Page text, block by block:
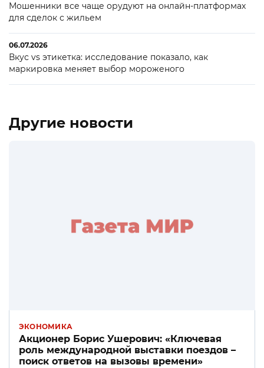
Мошенники все чаще орудуют на онлайн-платформах
для сделок с жильем
06.07.2026
Вкус vs этикетка: исследование показало, как
маркировка меняет выбор мороженого
Другие новости
ЭКОНОМИКА
Акционер Борис Ушерович: «Ключевая
роль международной выставки поездов –
поиск ответов на вызовы времени»